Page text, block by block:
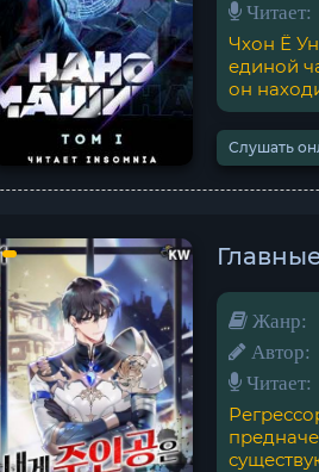
Читает:
Чхон Ё
единой
он
Слушать
Жанр:
Автор:
Читает: